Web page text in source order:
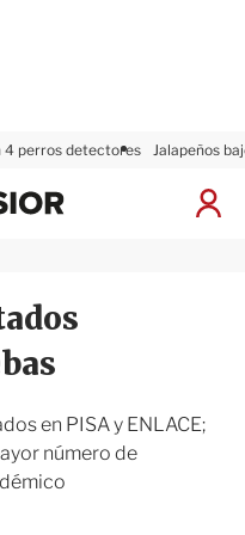
4 perros detectores Jalapeños
I
x
i
en PISA y ENLACE;
número de